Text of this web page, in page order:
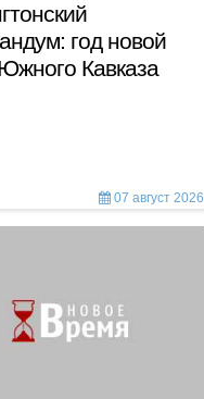
год новой
Кавказа
07 август 2026